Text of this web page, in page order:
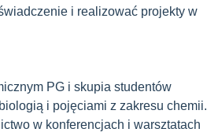
i realizować projekty w
PG i skupia studentów
i pojęciami z zakresu chemii.
w konferencjach i warsztatach